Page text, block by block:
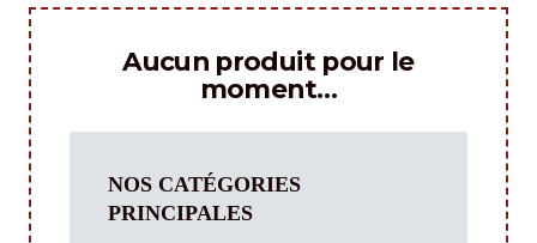
Aucun produit pour le
moment…
NOS CATÉGORIES
PRINCIPALES